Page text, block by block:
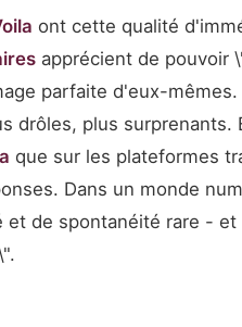
ont cette qualité
apprécient de pouvoir
parfaite d'eux-
drôles, plus
que sur les plateformes
Dans un monde
et de spontanéité rare -